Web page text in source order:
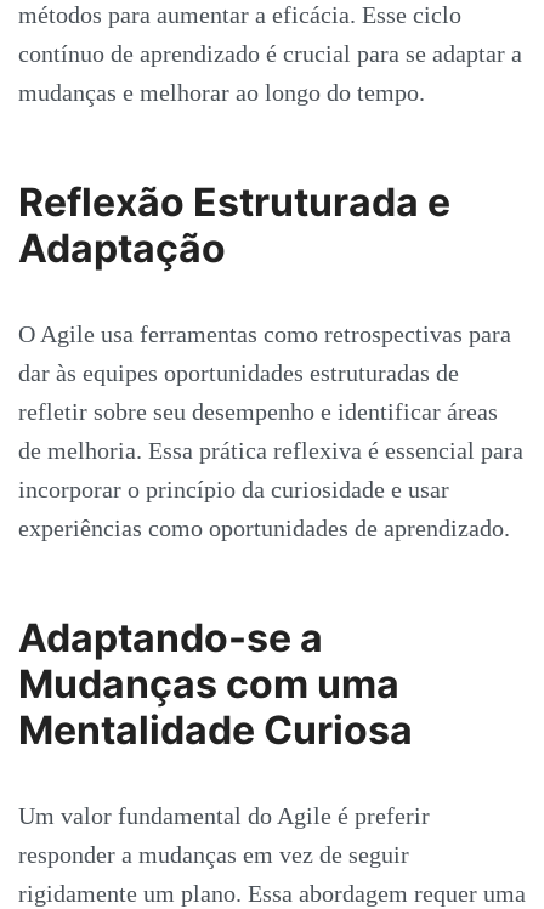
métodos para aumentar a eficácia. Esse ciclo
contínuo de aprendizado é crucial para se adaptar a
mudanças e melhorar ao longo do tempo.
Reflexão Estruturada e
Adaptação
O Agile usa ferramentas como retrospectivas para
dar às equipes oportunidades estruturadas de
refletir sobre seu desempenho e identificar áreas
de melhoria. Essa prática reflexiva é essencial para
incorporar o princípio da curiosidade e usar
experiências como oportunidades de aprendizado.
Adaptando-se a
Mudanças com uma
Mentalidade Curiosa
Um valor fundamental do Agile é preferir
responder a mudanças em vez de seguir
rigidamente um plano. Essa abordagem requer uma